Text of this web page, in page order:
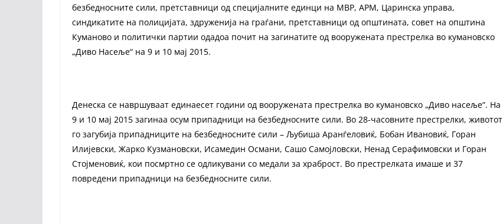
безбедносните сили, претставници од специјалните единци на МВР, АРМ, Царинска управа,
синдикатите на полицијата, здруженија на граѓани, претставници од општината, совет на општина
Куманово и политички партии одадоа почит на загинатите од вооружената престрелка во кумановско
„Диво Насеље“ на 9 и 10 мај 2015.
Денеска се навршуваат единаесет години од вооружената престрелка во кумановско „Диво насеље“. На
9 и 10 мај 2015 загинаа осум припадници на безбедносните сили. Во 28-часовните престрелки, животот
го загубија припадниците на безбедносните сили – Љубиша Аранѓеловиќ, Бобан Ивановиќ, Горан
Илијевски, Жарко Кузмановски, Исамедин Османи, Сашо Самојловски, Ненад Серафимовски и Горан
Стојменовиќ, кои посмртно се одликувани со медали за храброст. Во престрелката имаше и 37
повредени припадници на безбедносните сили.